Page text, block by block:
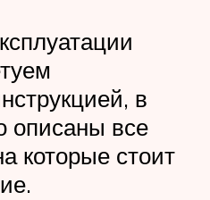
в
описаны все
которые стоит